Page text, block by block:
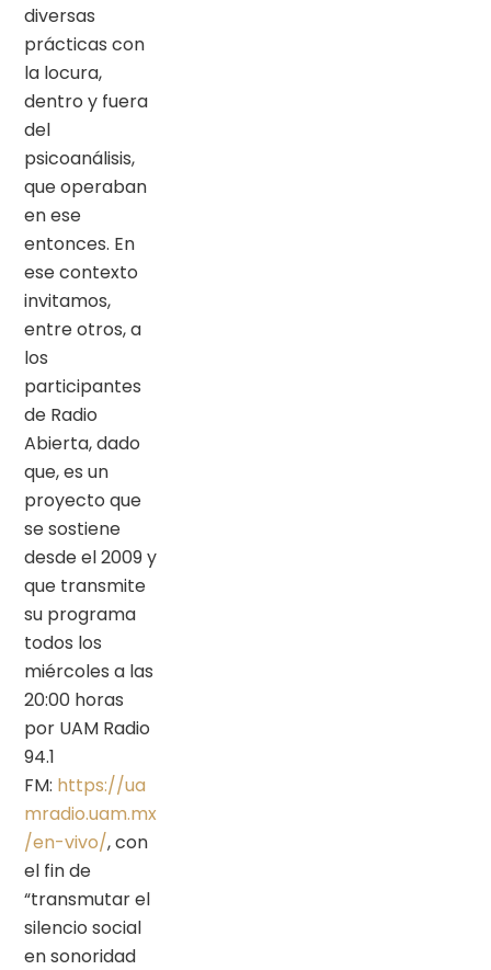
diversas
prácticas con
la locura,
dentro y fuera
del
psicoanálisis,
que operaban
en ese
entonces. En
ese contexto
invitamos,
entre otros, a
los
participantes
de Radio
Abierta, dado
que, es un
proyecto que
se sostiene
desde el 2009 y
que transmite
su programa
todos los
miércoles a las
20:00 horas
por UAM Radio
94.1
FM: https://ua
mradio.uam.mx
/en-vivo/, con
el fin de
“transmutar el
silencio social
en sonoridad